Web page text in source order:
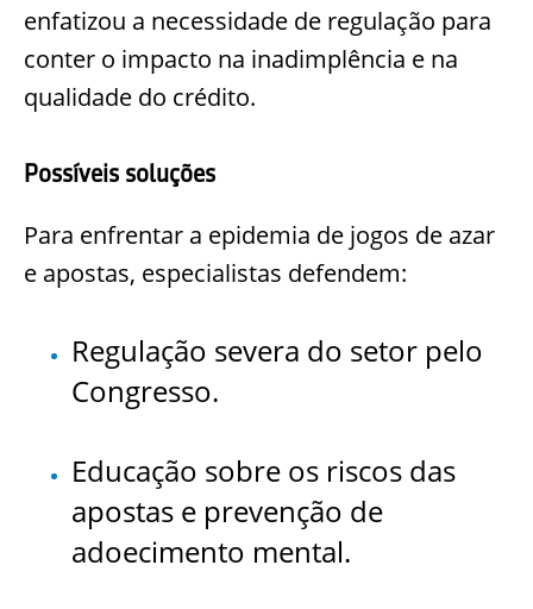
enfatizou a necessidade de regulação para
conter o impacto na inadimplência e na
qualidade do crédito.
Possíveis soluções
Para enfrentar a epidemia de jogos de azar
e apostas, especialistas defendem:
Regulação severa do setor pelo
Congresso.
Educação sobre os riscos das
apostas e prevenção de
adoecimento mental.